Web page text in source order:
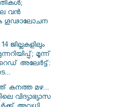
വൻ
ഗൂഢാലോചന
ജില്ലകളിലും
മൂന്ന്
അലേർട്ട്:
കനത്ത മഴ...
വിദ്യാഭ്യാസ